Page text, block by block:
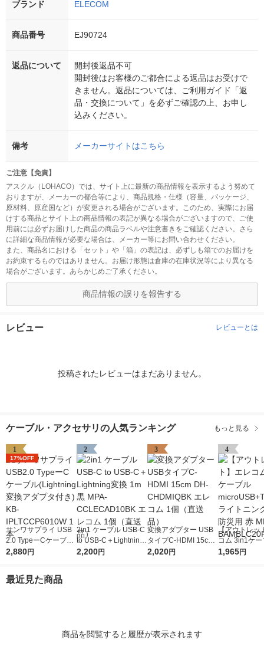
ブランド ELECOM
商品番号 EJ90724
返品について
開封後返品不可
開封後はお客様のご都合による返品はお受けで
きません。返品については、ご利用ガイド「返
品・交換について」を必ずご確認の上、お申し
込みください。
備考 メーカーサイトはこちら
ご注意【免責】
アスクル（LOHACO）では、サイト上に最新の商品情報を表示するよう努めて
おりますが、メーカーの都合等により、商品規格・仕様（容量、パッケージ、
原材料、原産国など）が変更される場合がございます。このため、実際にお届
けする商品とサイト上の商品情報の表記が異なる場合がございますので、ご使
用前には必ずお届けした商品の商品ラベルや注意書きをご確認ください。さら
に詳細な商品情報が必要な場合は、メーカー等にお問い合わせください。
また、商品名における「セット」や「箱」の表記は、必ずしも箱でのお届けを
お約束するものではありません。お届け形態は倉庫の在庫状況等により異なる
場合がございます。あらかじめご了承ください。
商品情報の誤りを報告する
レビュー レビューとは
投稿されたレビューはまだありません。
ケーブル・アクセサリの人気ランキング もっと見る
1
17%OFF
サンワサプライ USB
2.0 TypeーCケーブル
(Lightning変換アダプ
2,880円
2
2in1 ケーブル USB-C
to USB-C＋Lightning
変換 1m 黒 MPA-CCL
2,200円
3
変換アダプター USB
タイプC-HDMI 15cm
DH-CHDMIQBK エレ
2,020円
4
【アウトレッ
コム 3in1ケー
1,965円
最近見た商品
商品を閲覧すると履歴が表示されます